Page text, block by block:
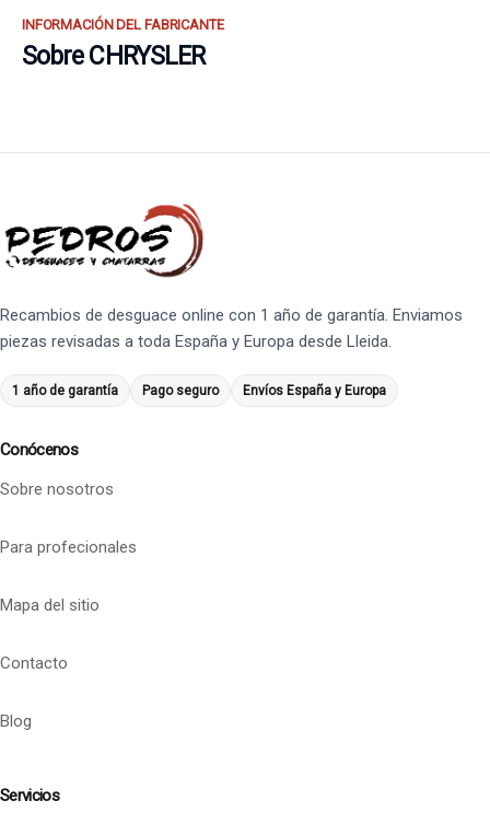
INFORMACIÓN DEL FABRICANTE
Sobre CHRYSLER
Recambios de desguace online con 1 año de garantía. Enviamos
piezas revisadas a toda España y Europa desde Lleida.
1 año de garantía Pago seguro Envíos España y Europa
Conócenos
Sobre nosotros
Para profecionales
Mapa del sitio
Contacto
Blog
Servicios